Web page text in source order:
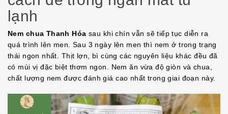
lạnh
Nem chua Thanh Hóa sau khi chín vẫn sẽ tiếp tục diễn ra
quá trình lên men. Sau 3 ngày lên men thì nem ở trong trạng
thái ngon nhất. Thịt lợn, bì cùng các nguyên liệu khác đều đã
có mùi vị đặc biệt thơm ngon. Nem ăn vừa độ giòn và chua,
chất lượng nem được đánh giá cao nhất trong giai đoạn này.